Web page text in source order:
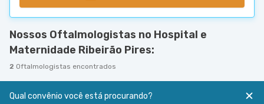
Nossos Oftalmologistas no Hospital e
Maternidade Ribeirão Pires:
2 Oftalmologistas encontrados
Qual convênio você está procurando?